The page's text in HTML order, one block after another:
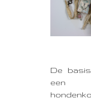
De
een